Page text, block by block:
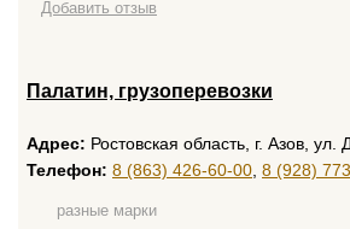
Добавить отзыв
Палатин, грузоперевозки
Адрес: Ростовская область, г. Азов,
Телефон: 8 (863) 426-60-00 8 (928)
разные марки